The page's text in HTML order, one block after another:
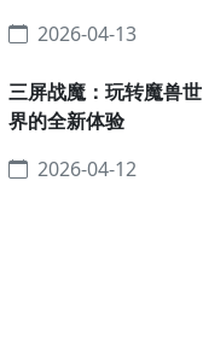
2026-04-13
三屏战魔：玩转魔兽世
界的全新体验
2026-04-12